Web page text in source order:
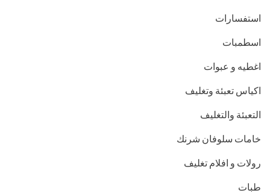
استفسارات
اسطمبات
اغطيه و عبوات
اكياس تعبئة وتغليف
التعبئة والتغليف
خامات سلوفان شرنك
رولات و افلام تغليف
طبات